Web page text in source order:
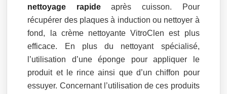
nettoyage rapideaprès cuisson. Pour
récupérer des plaques à induction ou nettoyer à
fond, la crème nettoyante VitroClen est plus
efficace. En plus du nettoyant spécialisé,
l’utilisation d’une éponge pour appliquer le
produit et le rince ainsi que d’un chiffon pour
essuyer. Concernant l’utilisation de ces produits